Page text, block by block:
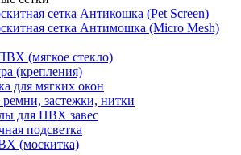
сетка Антикошка (Pet Screen)
сетка Антимошка (Micro Mesh)
(мягкое стекло)
(крепления)
для мягких окон
застежки, нитки
для ПВХ завес
подсветка
(москитка)